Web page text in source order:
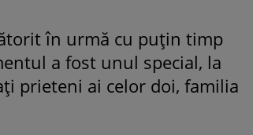
în urmă cu puțin timp
a fost unul special, la
prieteni ai celor doi, familia